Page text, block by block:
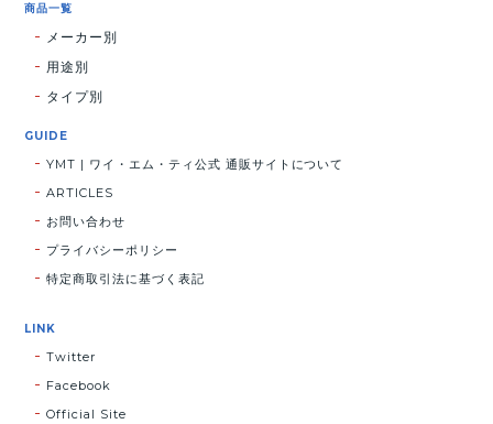
商品一覧
メーカー別
用途別
タイプ別
GUIDE
YMT | ワイ・エム・ティ公式 通販サイトについて
ARTICLES
お問い合わせ
プライバシーポリシー
特定商取引法に基づく表記
LINK
Twitter
Facebook
Official Site